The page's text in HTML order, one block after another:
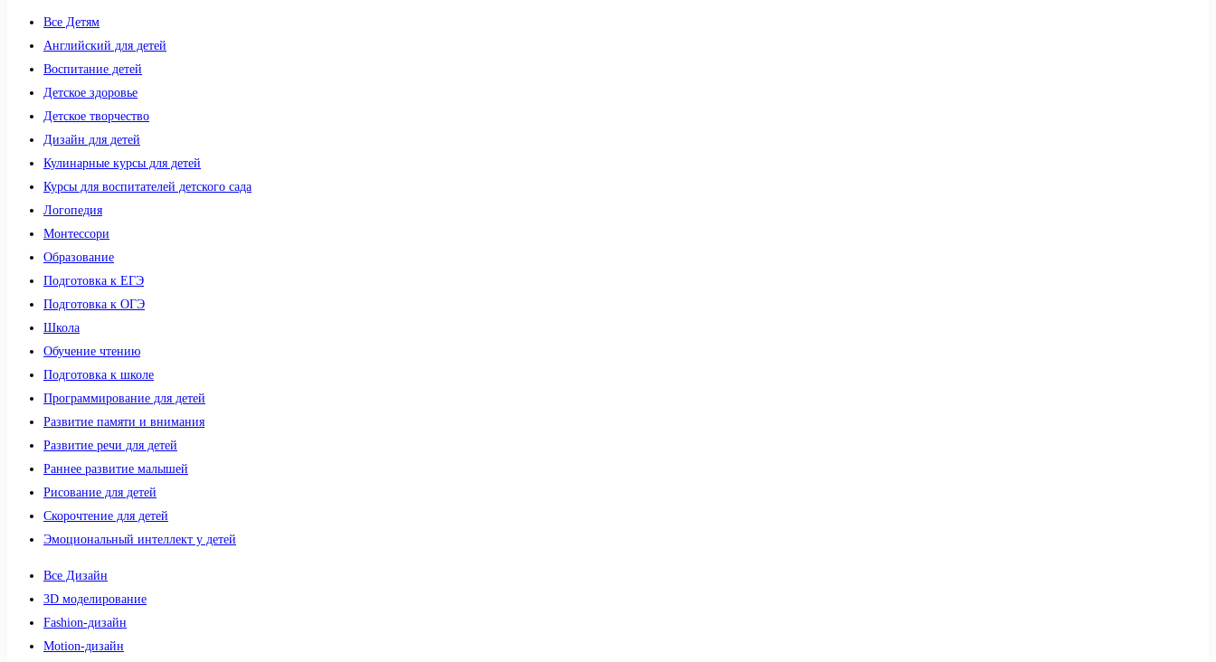
Все Детям
Английский для детей
Воспитание детей
Детское здоровье
Детское творчество
Дизайн для детей
Кулинарные курсы для детей
Курсы для воспитателей детского сада
Логопедия
Монтессори
Образование
Подготовка к ЕГЭ
Подготовка к ОГЭ
Школа
Обучение чтению
Подготовка к школе
Программирование для детей
Развитие памяти и внимания
Развитие речи для детей
Раннее развитие малышей
Рисование для детей
Скорочтение для детей
Эмоциональный интеллект у детей
Все Дизайн
3D моделирование
Fashion-дизайн
Motion-дизайн